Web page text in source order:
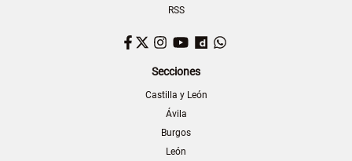
RSS
Facebook
TwitterInstagram
YouTubeDailymotion
Secciones
Castilla y León
Ávila
Burgos
León